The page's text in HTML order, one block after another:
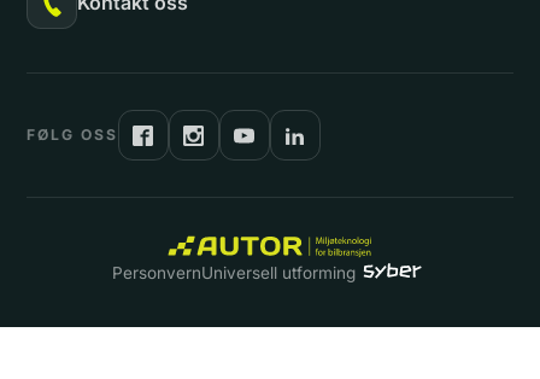
FØLG OSS
PersonvernUniversell utforming